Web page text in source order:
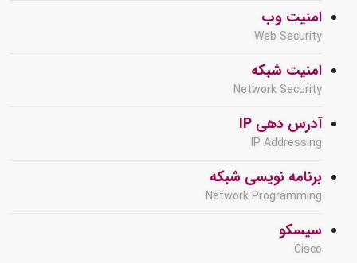
امنیت وب
Web Security
امنیت شبکه
Network Security
آدرس دهی IP
IP Addressing
برنامه نویسی شبکه
Network Programming
سیسکو
Cisco